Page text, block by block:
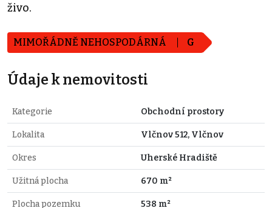
živo.
MIMOŘÁDNĚ NEHOSPODÁRNÁ G
Údaje k nemovitosti
Kategorie Obchodní prostory
Lokalita Vlčnov 512, Vlčnov
Okres Uherské Hradiště
Užitná plocha 670 m²
Plocha pozemku 538 m²